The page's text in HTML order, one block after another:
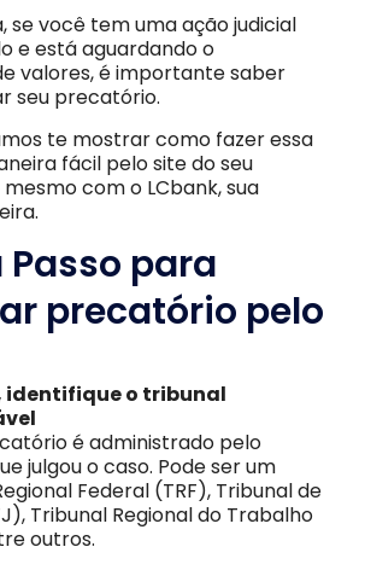
se você tem uma ação judicial
e está aguardando o
valores, é importante saber
seu precatório.
te mostrar como fazer essa
fácil pelo site do seu
com o LCbank, sua
Passo para
precatório pelo
identifique o tribunal
é administrado pelo
julgou o caso. Pode ser um
Federal (TRF), Tribunal de
Tribunal Regional do Trabalho
outros.